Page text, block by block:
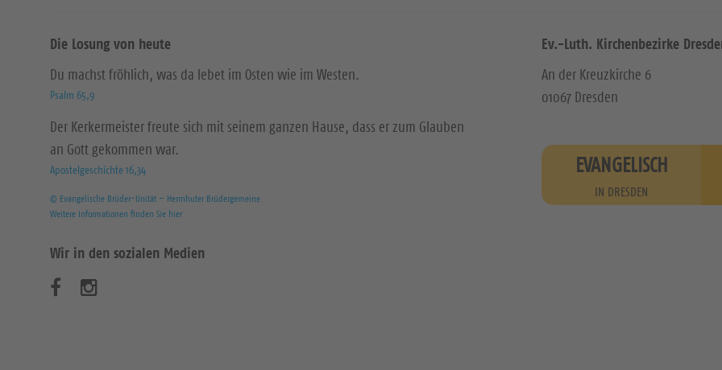
Die Losung von heute
Du machst fröhlich, was da lebet im Osten wie im Westen.
Psalm 65,9
Der Kerkermeister freute sich mit seinem ganzen Hause, dass er zum Glauben
an Gott gekommen war.
Apostelgeschichte 16,34
© Evangelische Brüder-Unität – Herrnhuter Brüdergemeine
Weitere Informationen finden Sie hier
Wir in den sozialen Medien
Ev.-Luth. Kirchenbezirke
An der Kreuzkirche 6
01067 Dresden
EVANGELISCH
IN DRESDEN